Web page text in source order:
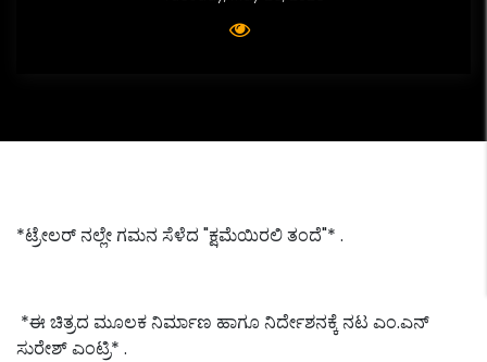
*ಟ್ರೇಲರ್ ನಲ್ಲೇ ಗಮನ ಸೆಳೆದ "ಕ್ಷಮೆಯಿರಲಿ ತಂದೆ"* .
*ಈ ಚಿತ್ರದ ಮೂಲಕ ನಿರ್ಮಾಣ ಹಾಗೂ ನಿರ್ದೇಶನಕ್ಕೆ ನಟ ಎಂ.ಎನ್
ಸುರೇಶ್ ಎಂಟ್ರಿ* .